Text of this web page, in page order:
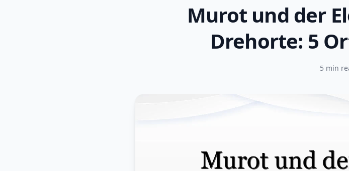
Murot und der
Drehorte: 5
5 min